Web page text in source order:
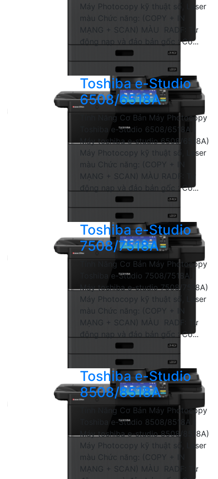
Máy Photocopy kỹ thuật số, Laser
màu Chức năng: (COPY + IN
MẠNG + SCAN) MÀU RADF: Tự
động nạp và đảo bản gốc : Có...
Toshiba e-Studio
6508/6518A
Tính Năng Cơ Bản Máy Photocopy
Toshiba e-Studio 6508/6518A (
Máy toshiba e-studio 6508/6518A)
Máy Photocopy kỹ thuật số, Laser
màu Chức năng: (COPY + IN
MẠNG + SCAN) MÀU RADF: Tự
động nạp và đảo bản gốc : Có...
Toshiba e-Studio
7508/7518A
Tính Năng Cơ Bản Máy Photocopy
Toshiba e-Studio 7508/7518A (
Máy toshiba e-studio 7508/7518A)
Máy Photocopy kỹ thuật số, Laser
màu Chức năng: (COPY + IN
MẠNG + SCAN) MÀU RADF: Tự
động nạp và đảo bản gốc : Có...
Toshiba e-Studio
8508/8518A
Tính Năng Cơ Bản Máy Photocopy
Toshiba e-Studio 8508/8518A (
Máy toshiba e-studio 8508/8518A)
Máy Photocopy kỹ thuật số, Laser
màu Chức năng: (COPY + IN
MẠNG + SCAN) MÀU RADF: Tự